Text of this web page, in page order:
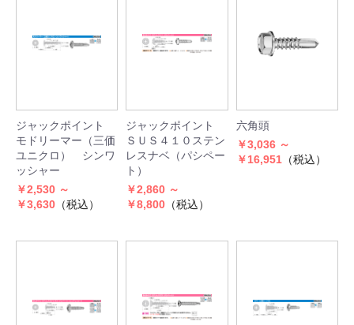
ジャックポイント
モドリーマー（三価
ユニクロ） シンワ
ッシャー
￥2,530 ～
￥3,630 （税込）
ジャックポイント
ＳＵＳ４１０ステン
レスナベ（パシペー
ト）
￥2,860 ～
￥8,800 （税込）
六角頭
￥3,036 ～
￥16,951（税込）